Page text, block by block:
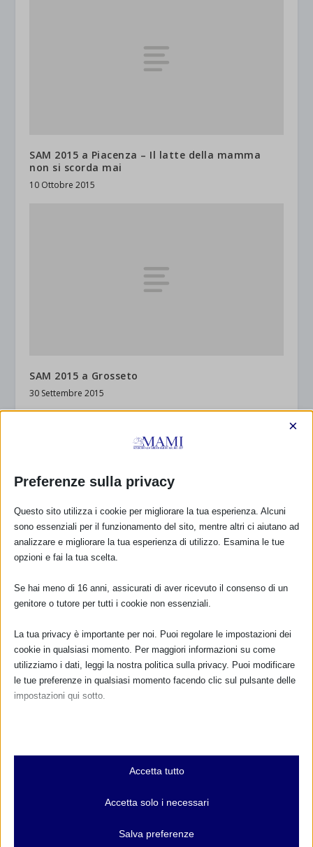
SAM 2015 a Piacenza – Il latte della mamma
non si scorda mai
10 Ottobre 2015
SAM 2015 a Grosseto
30 Settembre 2015
Preferenze sulla privacy
×
Questo sito utilizza i cookie per migliorare la tua esperienza. Alcuni
sono essenziali per il funzionamento del sito, mentre altri ci aiutano ad
analizzare e migliorare la tua esperienza di utilizzo. Esamina le tue
opzioni e fai la tua scelta.
Se hai meno di 16 anni, assicurati di aver ricevuto il consenso di un
genitore o tutore per tutti i cookie non essenziali.
La tua privacy è importante per noi. Puoi regolare le impostazioni dei
cookie in qualsiasi momento. Per maggiori informazioni su come
utilizziamo i dati, leggi la nostra politica sulla privacy. Puoi modificare
le tue preferenze in qualsiasi momento facendo clic sul pulsante delle
impostazioni qui sotto.
Essenziali
I cookie e i servizi essenziali abilitano le funzioni di base e sono
e servizi non richiedono il consenso dell'utente secondo il GDPR.
Accetta tutto
Accetta solo i necessari
Salva preferenze